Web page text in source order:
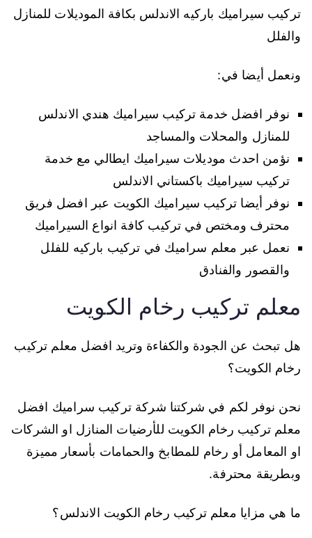
تركيب سيراميك باركيه الاندلس بكافة الموديلات للمنازل
والفلل
ونعمل أيضا في:
نوفر افضل خدمة تركيب سيراميك هندي الاندلس
للمنازل والمحلات والمساجد
نؤمن احدث موديلات سيراميك ايطالي مع خدمة
تركيب سيراميك باكستاني الاندلس
نوفر أيضا تركيب سيراميك الكويت عبر افضل فريق
محترف ومختص في تركيب كافة انواع السيراميك
نعمل عبر معلم سراميك في تركيب باركيه للفلل
والقصور والفنادق
معلم تركيب رخام الكويت
هل تبحث عن الجودة والكفاءة وتريد افضل معلم تركيب
رخام الكويت؟
نحن نوفر لكم في شركتنا شركة تركيب سراميك افضل
معلم تركيب رخام الكويت للأرضيات المنازل او الشركات
او المعامل أو رخام للمطابخ والحمامات بأسعار مميزة
وبطريقة محترفة.
ما هي مزايا معلم تركيب رخام الكويت الاندلس؟